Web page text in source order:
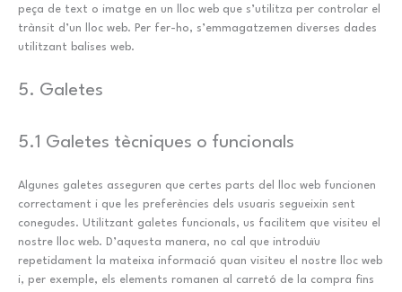
peça de text o imatge en un lloc web que s’utilitza per controlar el
trànsit d’un lloc web. Per fer-ho, s’emmagatzemen diverses dades
utilitzant balises web.
5. Galetes
5.1 Galetes tècniques o funcionals
Algunes galetes asseguren que certes parts del lloc web funcionen
correctament i que les preferències dels usuaris segueixin sent
conegudes. Utilitzant galetes funcionals, us facilitem que visiteu el
nostre lloc web. D’aquesta manera, no cal que introduïu
repetidament la mateixa informació quan visiteu el nostre lloc web
i, per exemple, els elements romanen al carretó de la compra fins